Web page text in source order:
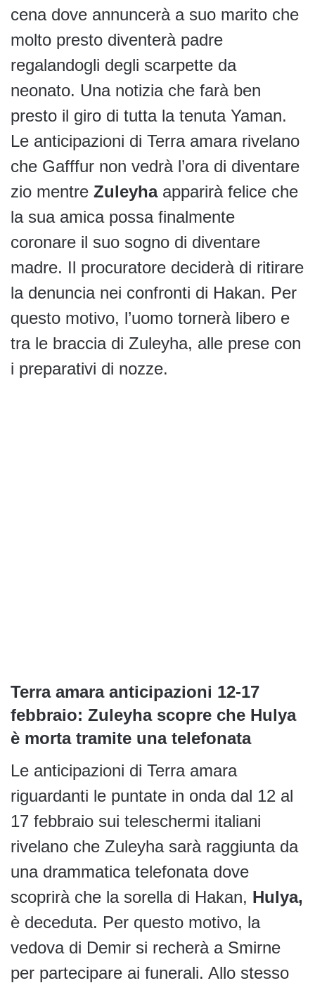
cena dove annuncerà a suo marito che
molto presto diventerà padre
regalandogli degli scarpette da
neonato. Una notizia che farà ben
presto il giro di tutta la tenuta Yaman.
Le anticipazioni di Terra amara rivelano
che Gafffur non vedrà l’ora di diventare
zio mentre Zuleyha apparirà felice che
la sua amica possa finalmente
coronare il suo sogno di diventare
madre. Il procuratore deciderà di ritirare
la denuncia nei confronti di Hakan. Per
questo motivo, l’uomo tornerà libero e
tra le braccia di Zuleyha, alle prese con
i preparativi di nozze.
Terra amara anticipazioni 12-17
febbraio: Zuleyha scopre che Hulya
è morta tramite una telefonata
Le anticipazioni di Terra amara
riguardanti le puntate in onda dal 12 al
17 febbraio sui teleschermi italiani
rivelano che Zuleyha sarà raggiunta da
una drammatica telefonata dove
scoprirà che la sorella di Hakan, Hulya,
è deceduta. Per questo motivo, la
vedova di Demir si recherà a Smirne
per partecipare ai funerali. Allo stesso